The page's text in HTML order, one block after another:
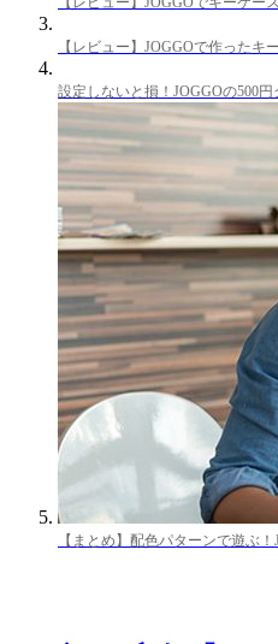
【レビュー】JOGGOで作ったキ
設定しないと損！JOGGOの500
【まとめ】配色パターンで遊ぶ